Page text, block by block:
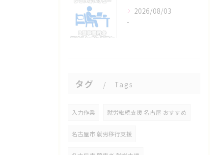
2026/08/03
-
タグ Tags
入力作業 就労継続支援 名古屋 おすすめ
名古屋市 就労移行支援